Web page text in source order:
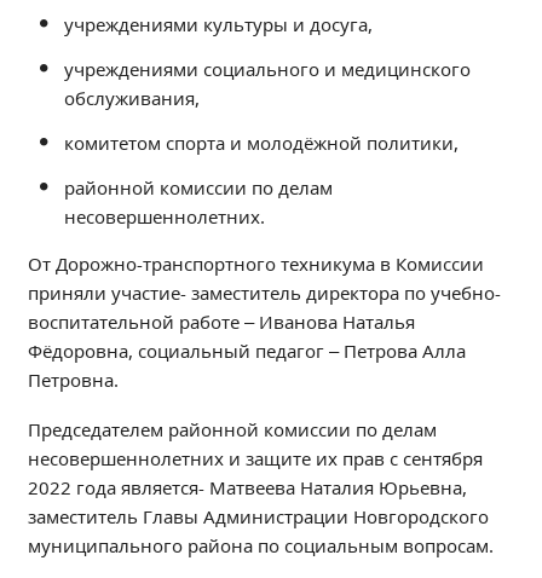
Противодействие коррупции
Региональная инновационная площадка
СВЕДЕНИЯ ОБ ОБРАЗОВАТЕЛЬНОЙ ОРГАНИЗАЦИИ
Основные сведения
Структура и органы управления образовательной
организацией
Документы
Образование
Образовательные стандарты и требования
Руководство
Педагогический состав
Материально-техническое обеспечение и
оснащенность образовательного процесса.
Доступная среда
Стипендии и меры поддержки обучающихся
учреждениями культуры и досуга,
учреждениями социального и медицинского
обслуживания,
комитетом спорта и молодёжной политики,
районной комиссии по делам
несовершеннолетних.
От Дорожно-транспортного техникума в Комиссии
приняли участие- заместитель директора по учебно-
воспитательной работе – Иванова Наталья
Фёдоровна, социальный педагог – Петрова Алла
Петровна.
Председателем районной комиссии по делам
несовершеннолетних и защите их прав с сентября
2022 года является- Матвеева Наталия Юрьевна,
заместитель Главы Администрации Новгородского
муниципального района по социальным вопросам.